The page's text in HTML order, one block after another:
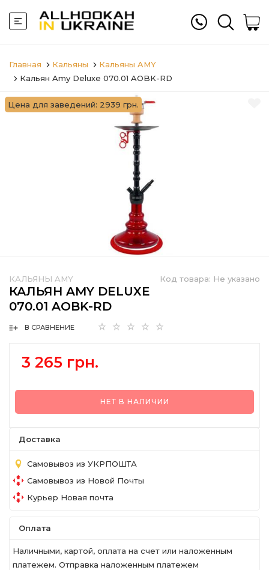
Главная Кальяны
Кальяны AMY
Кальян Amy Deluxe 070.01 AOBK-RD
Цена для заведений: 2939 грн.
Код товара: Не указано
КАЛЬЯНЫ AMY
КАЛЬЯН AMY DELUXE
070.01 AOBK-RD
В СРАВНЕНИЕ
3 265 грн.
НЕТ В НАЛИЧИИ
Доставка
Самовывоз из УКРПОШТА
Самовывоз из Новой Почты
Курьер Новая почта
Оплата
Наличными, картой, оплата на счет или наложенным
платежем. Отправка наложенным платежем